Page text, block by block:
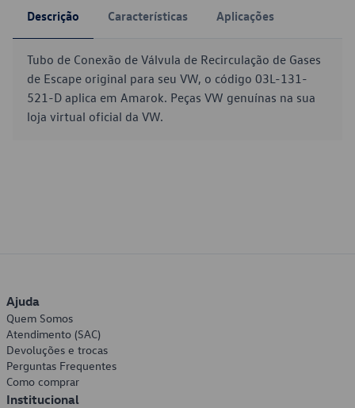
Descrição Características Aplicações
Tubo de Conexão de Válvula de Recirculação de Gases
de Escape original para seu VW, o código 03L-131-
521-D aplica em Amarok. Peças VW genuínas na sua
loja virtual oficial da VW.
Ajuda
Quem Somos
Atendimento (SAC)
Devoluções e trocas
Perguntas Frequentes
Como comprar
Institucional